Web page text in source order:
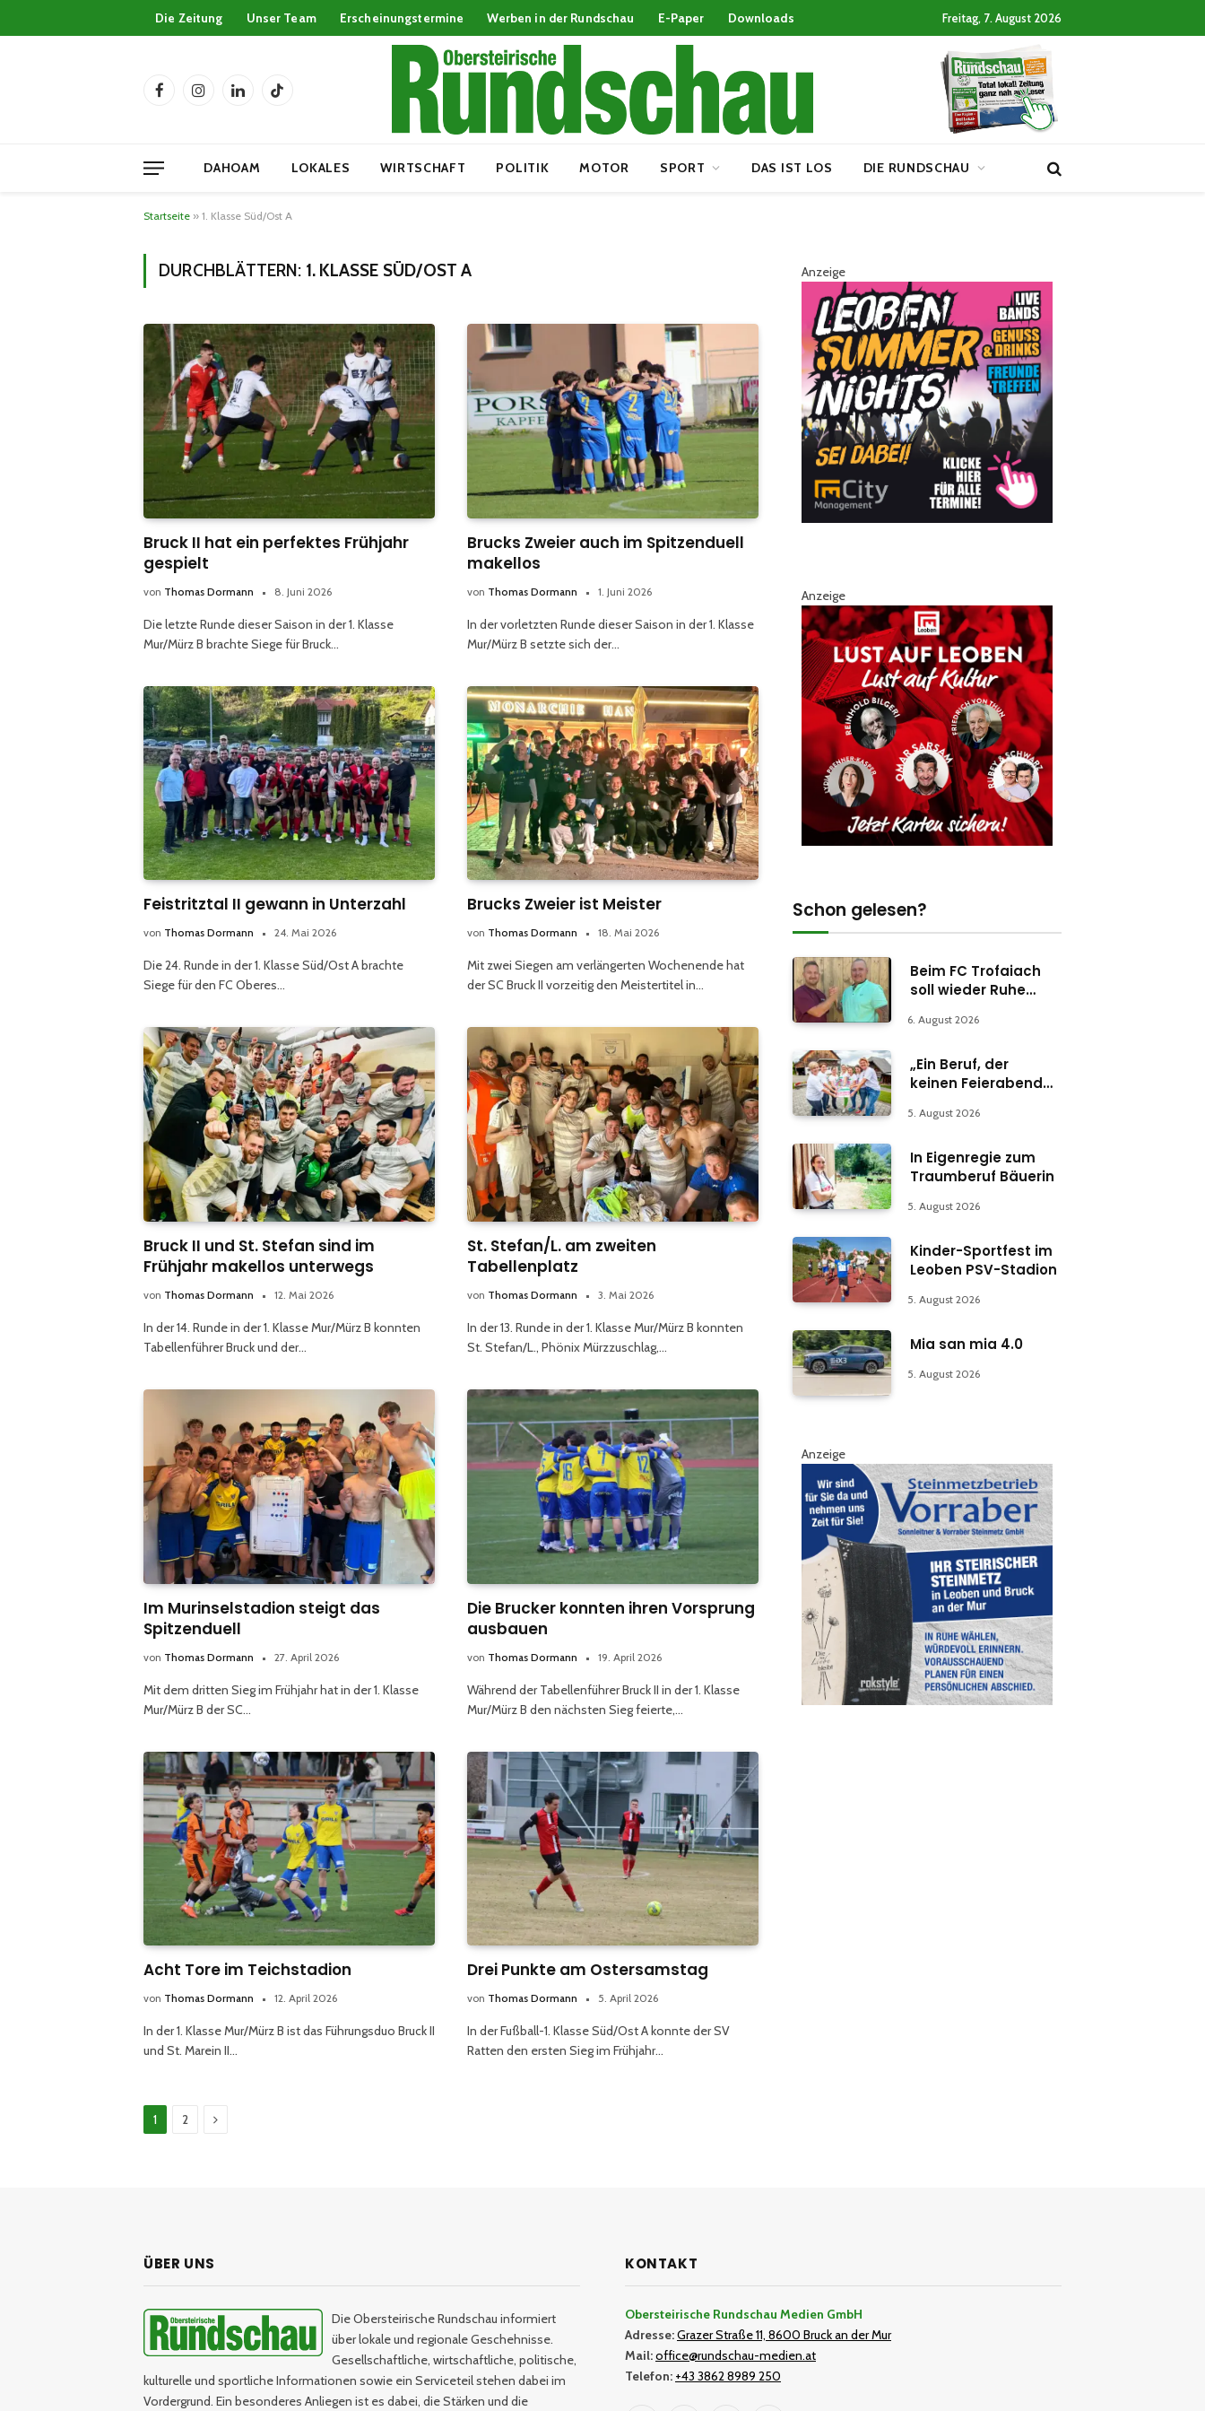
Die Zeitung Unser Team Erscheinungstermine Werben in der Rundschau E-Paper Downloads Freitag, 7. August 2026
FacebookInstagramLinkedInTikTok
DAHOAM LOKALES WIRTSCHAFT POLITIK MOTOR SPORT DAS IST LOS DIE RUNDSCHAU
Startseite » 1. Klasse Süd/Ost A
DURCHBLÄTTERN: 1. KLASSE SÜD/OST A
Bruck II hat ein perfektes Frühjahr
gespielt
von Thomas Dormann 8. Juni 2026
Die letzte Runde dieser Saison in der 1. Klasse
Mur/Mürz B brachte Siege für Bruck…
Brucks Zweier auch im Spitzenduell
makellos
von Thomas Dormann 1. Juni 2026
In der vorletzten Runde dieser Saison in der 1. Klasse
Mur/Mürz B setzte sich der…
Feistritztal II gewann in Unterzahl
von Thomas Dormann 24. Mai 2026
Die 24. Runde in der 1. Klasse Süd/Ost A brachte
Siege für den FC Oberes…
Brucks Zweier ist Meister
von Thomas Dormann 18. Mai 2026
Mit zwei Siegen am verlängerten Wochenende hat
der SC Bruck II vorzeitig den Meistertitel in…
Bruck II und St. Stefan sind im
Frühjahr makellos unterwegs
von Thomas Dormann 12. Mai 2026
In der 14. Runde in der 1. Klasse Mur/Mürz B konnten
Tabellenführer Bruck und der…
St. Stefan/L. am zweiten
Tabellenplatz
von Thomas Dormann 3. Mai 2026
In der 13. Runde in der 1. Klasse Mur/Mürz B konnten
St. Stefan/L., Phönix Mürzzuschlag,…
Im Murinselstadion steigt das
Spitzenduell
von Thomas Dormann 27. April 2026
Mit dem dritten Sieg im Frühjahr hat in der 1. Klasse
Mur/Mürz B der SC…
Die Brucker konnten ihren Vorsprung
ausbauen
von Thomas Dormann 19. April 2026
Während der Tabellenführer Bruck II in der 1. Klasse
Mur/Mürz B den nächsten Sieg feierte,…
Acht Tore im Teichstadion
von Thomas Dormann 12. April 2026
In der 1. Klasse Mur/Mürz B ist das Führungsduo Bruck II
und St. Marein II…
Drei Punkte am Ostersamstag
von Thomas Dormann 5. April 2026
In der Fußball-1. Klasse Süd/Ost A konnte der SV
Ratten den ersten Sieg im Frühjahr…
1 2 Weiter
Anzeige
Anzeige
Schon gelesen?
Beim FC Trofaiach
soll wieder Ruhe
6. August 2026
„Ein Beruf, der
keinen Feierabend
5. August 2026
In Eigenregie zum
Traumberuf Bäuerin
5. August 2026
Kinder-Sportfest im
Leoben PSV-Stadion
5. August 2026
Mia san mia 4.0
5. August 2026
Anzeige
ÜBER UNS
Die Obersteirische Rundschau informiert
über lokale und regionale Geschehnisse.
Gesellschaftliche, wirtschaftliche, politische,
kulturelle und sportliche Informationen sowie ein Serviceteil stehen dabei im
Vordergrund. Ein besonderes Anliegen ist es dabei, die Stärken und die
KONTAKT
Obersteirische Rundschau Medien GmbH
Adresse:Grazer Straße 11, 8600 Bruck an der Mur
Mail:office@rundschau-medien.at
Telefon: +43 3862 8989 250